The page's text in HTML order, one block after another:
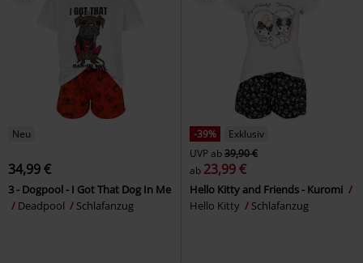
Neu
34,99 €
3 - Dogpool - I Got That Dog In Me
Deadpool
Schlafanzug
-39%
Exklusiv
UVPab39,90 €
ab 23,99 €
Hello Kitty and Friends - Kuromi
Hello Kitty
Schlafanzug